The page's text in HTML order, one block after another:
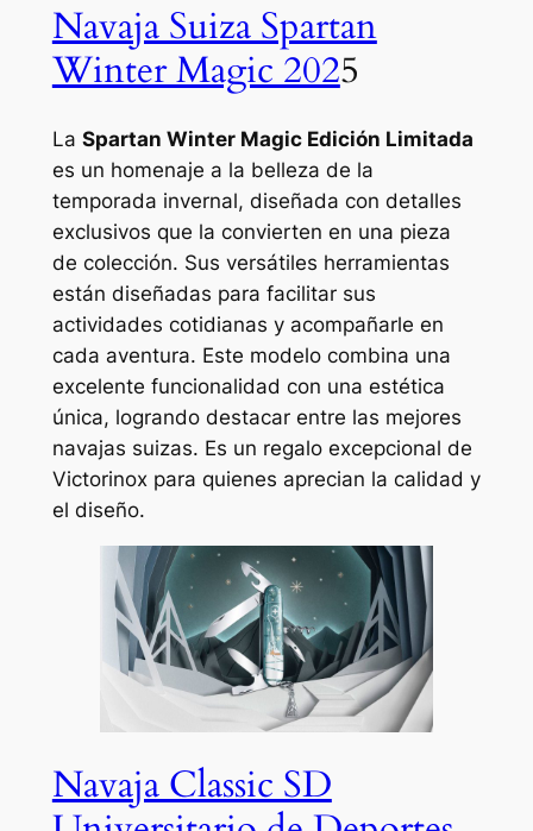
Navaja Suiza Spartan
Winter Magic 2025
La Spartan Winter Magic Edición Limitada
es un homenaje a la belleza de la
temporada invernal, diseñada con detalles
exclusivos que la convierten en una pieza
de colección. Sus versátiles herramientas
están diseñadas para facilitar sus
actividades cotidianas y acompañarle en
cada aventura. Este modelo combina una
excelente funcionalidad con una estética
única, logrando destacar entre las mejores
navajas suizas. Es un regalo excepcional de
Victorinox para quienes aprecian la calidad y
el diseño.
Navaja Classic SD